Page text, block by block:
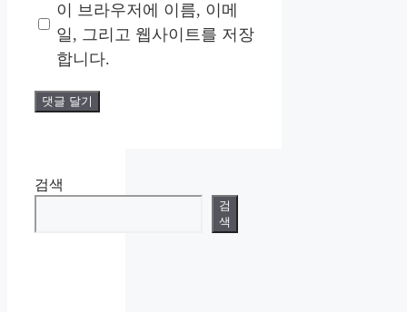
이 브라우저에 이름, 이메
일, 그리고 웹사이트를 저장
합니다.
검색
검
색